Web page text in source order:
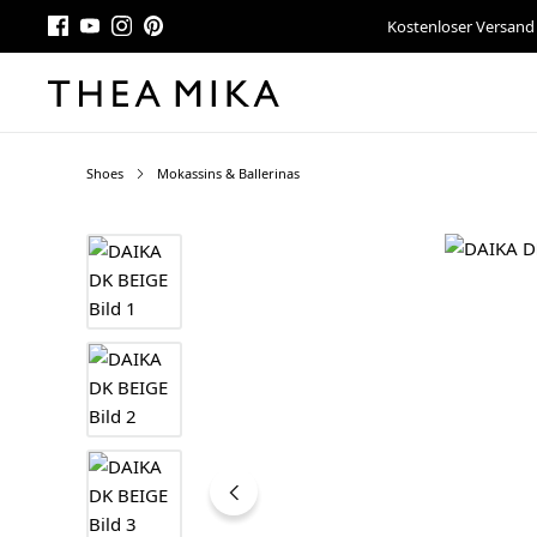
Kostenloser Versand
Shoes Mokassins & Ballerinas
Bildergalerie überspringen